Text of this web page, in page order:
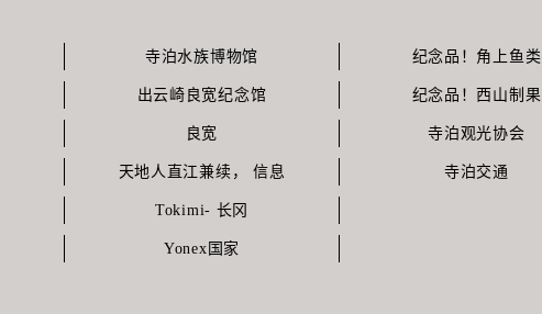
寺泊水族博物馆
出云崎良宽纪念馆
良宽
天地人直江兼续， 信息
Tokimi- 长冈
Yonex国家
纪念品！角上鱼类
纪念品！西山制果
寺泊观光协会
寺泊交通